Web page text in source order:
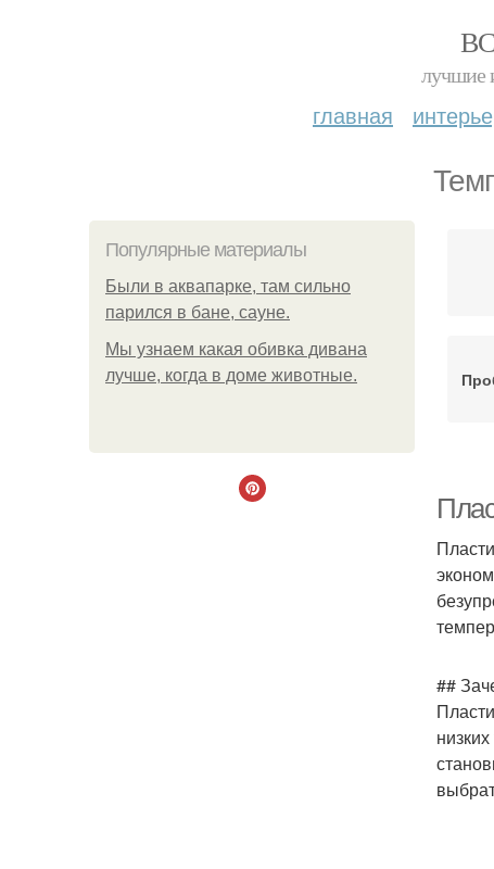
лучшие
главная
Популярные материалы
Были в аквапарке, там сильно
парился в бане, сауне.
Мы узнаем какая обивка дивана
лучше, когда в доме животные.
##